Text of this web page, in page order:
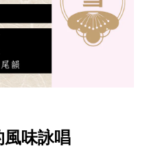
味詠唱